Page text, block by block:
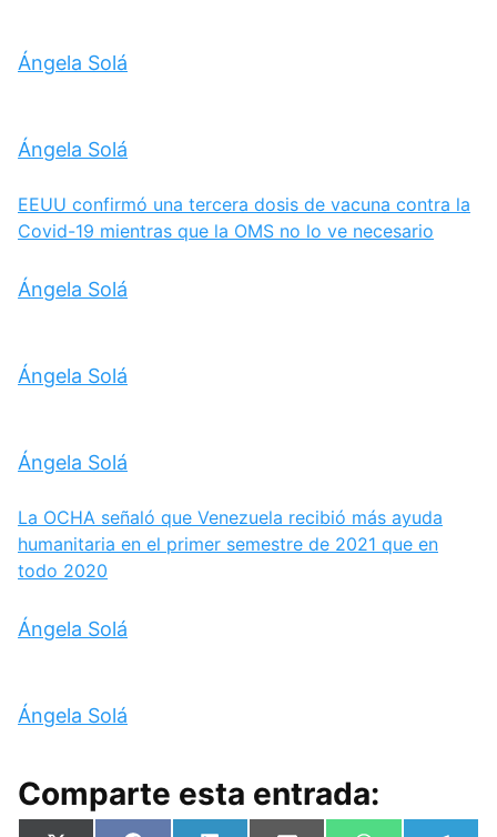
Ángela Solá
Ángela Solá
EEUU confirmó una tercera dosis de vacuna contra la
Covid-19 mientras que la OMS no lo ve necesario
Ángela Solá
Ángela Solá
Ángela Solá
La OCHA señaló que Venezuela recibió más ayuda
humanitaria en el primer semestre de 2021 que en
todo 2020
Ángela Solá
Ángela Solá
Comparte esta entrada: